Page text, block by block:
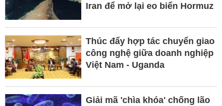
Iran để mở lại eo biển Hormuz
Thúc đẩy hợp tác chuyển giao
công nghệ giữa doanh nghiệp
Việt Nam - Uganda
Giải mã 'chìa khóa' chống lão